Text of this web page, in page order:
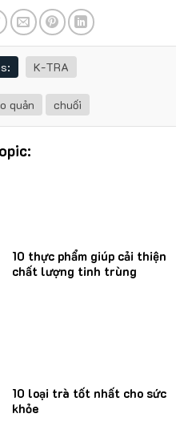
K-TRA
quản chuối
10 thực phẩm giúp cải thiện
chất lượng tinh trùng
10 loại trà tốt nhất cho sức
khỏe